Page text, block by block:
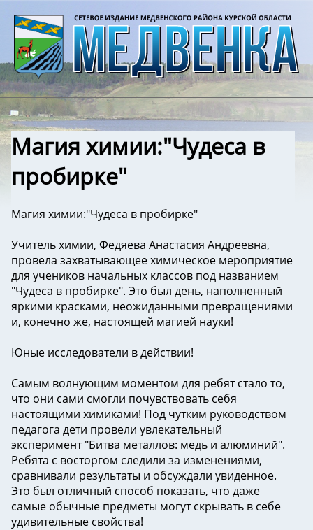
Магия химии:"Чудеса в
пробирке"
Магия химии:"Чудеса в пробирке"
Учитель химии, Федяева Анастасия Андреевна,
провела захватывающее химическое мероприятие
для учеников начальных классов под названием
"Чудеса в пробирке". Это был день, наполненный
яркими красками, неожиданными превращениями
и, конечно же, настоящей магией науки!
Юные исследователи в действии!
Самым волнующим моментом для ребят стало то,
что они сами смогли почувствовать себя
настоящими химиками! Под чутким руководством
педагога дети провели увлекательный
эксперимент "Битва металлов: медь и алюминий".
Ребята с восторгом следили за изменениями,
сравнивали результаты и обсуждали увиденное.
Это был отличный способ показать, что даже
самые обычные предметы могут скрывать в себе
удивительные свойства!